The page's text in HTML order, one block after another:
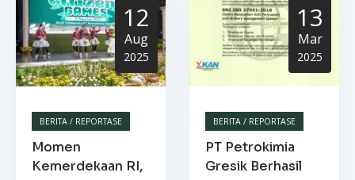
12
Aug
2025
BERITA / REPORTASE
Momen
Kemerdekaan RI,
13
Mar
2025
BERITA / REPORTASE
PT Petrokimia
Gresik Berhasil